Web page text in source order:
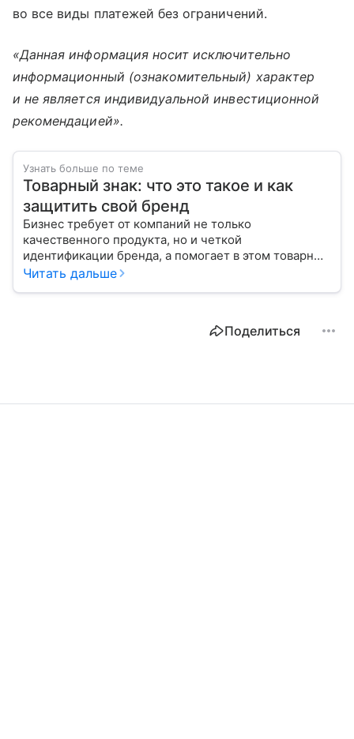
во все виды платежей без ограничений.
«Данная информация носит исключительно
информационный (ознакомительный) характер
и не является индивидуальной инвестиционной
рекомендацией».
Узнать больше по теме
Товарный знак: что это такое и как
защитить свой бренд
Бизнес требует от компаний не только
качественного продукта, но и четкой
идентификации бренда, а помогает в этом товарный
знак. Расскажем, как зарегистрировать его в России
Читать дальше
Поделиться